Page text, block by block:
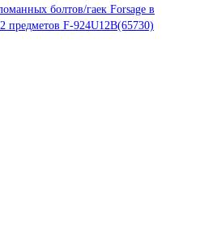
болтов/гаек Forsage в
предметов F-924U12B(65730)